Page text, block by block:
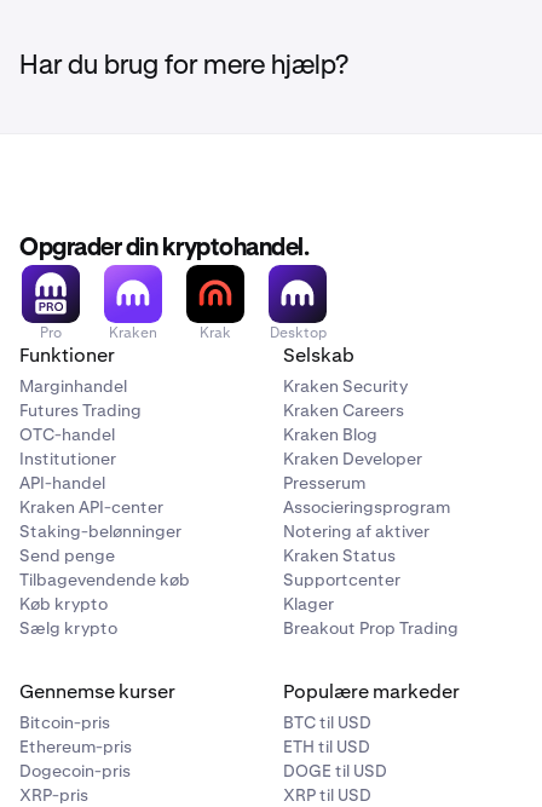
Har du brug for mere hjælp?
Opgrader din kryptohandel.
Pro Kraken Krak Desktop
Funktioner
Marginhandel
Futures Trading
OTC-handel
Institutioner
API-handel
Kraken API-center
Staking-belønninger
Send penge
Tilbagevendende køb
Køb krypto
Sælg krypto
Selskab
Kraken Security
Kraken Careers
Kraken Blog
Kraken Developer
Presserum
Associeringsprogram
Notering af aktiver
Kraken Status
Supportcenter
Klager
Breakout Prop Trading
Gennemse kurser
Bitcoin-pris
Ethereum-pris
Dogecoin-pris
XRP-pris
Populære markeder
BTC til USD
ETH til USD
DOGE til USD
XRP til USD